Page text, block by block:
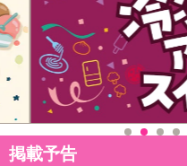
掲載予告